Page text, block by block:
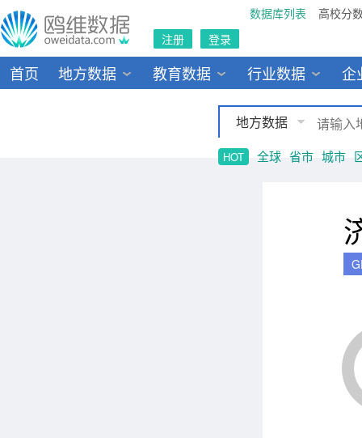
数据库列表
高校分
注册
登录
首页 地方数据 教育数据 行业数据 企
地方数据
HOT 全球 省市 城市